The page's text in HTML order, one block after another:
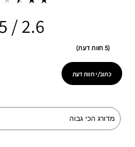
2.6
5 חוות דעת
כתוב/י חוות דעת